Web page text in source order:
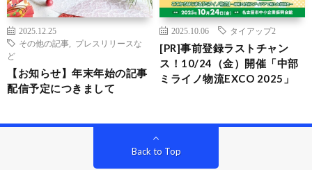
2025.12.25
その他の記事
プレスリリースな
ど
【お知らせ】年末年始の記事
配信予定につきまして
2025.10.06 タイアップ2
[PR]事前登録ラストチャン
ス！10/24（金）開催「中部
ミライノ物流EXCO 2025」
Back to Top